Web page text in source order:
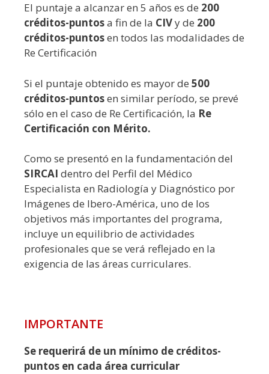
El puntaje a alcanzar en 5 años es de 200
créditos-puntosa fin de la CIVy de 200
créditos-puntosen todos las modalidades de
Re Certificación
Si el puntaje obtenido es mayor de 500
créditos-puntosen similar período, se prevé
sólo en el caso de Re Certificación, la Re
Certificación con Mérito.
Como se presentó en la fundamentación del
SIRCAI dentro del Perfil del Médico
Especialista en Radiología y Diagnóstico por
Imágenes de Ibero-América, uno de los
objetivos más importantes del programa,
incluye un equilibrio de actividades
profesionales que se verá reflejado en la
exigencia de las áreas curriculares.
IMPORTANTE
Se requerirá de un mínimo de créditos-
puntos en cada área curricular